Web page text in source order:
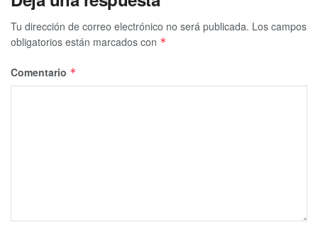
Tu dirección de correo electrónico no será publicada. Los campos
obligatorios están marcados con *
Comentario *